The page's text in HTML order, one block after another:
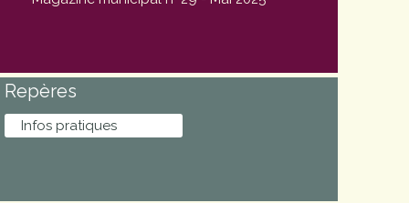
Repères
Infos pratiques